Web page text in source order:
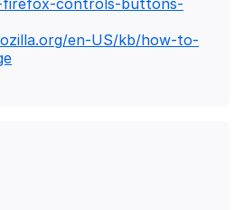
firefox-controls-buttons-
en-US/kb/how-to-